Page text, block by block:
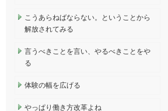
こうあらねばならない。ということから
解放されてみる
言うべきことを言い、やるべきことをや
る
体験の幅を広げる
やっぱり働き方改革よね